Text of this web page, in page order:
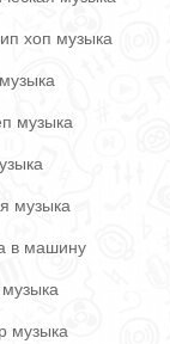
хоп музыка
музыка
музыка
в машину
музыка